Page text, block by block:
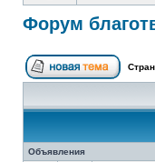
Форум
Объявления